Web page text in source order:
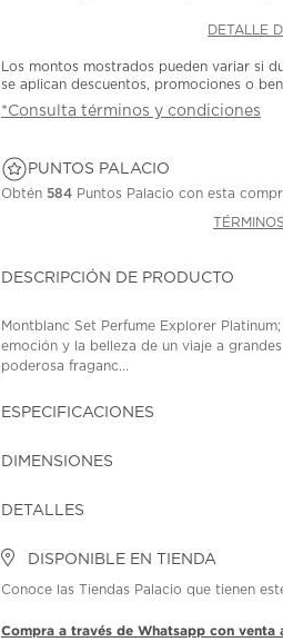
DETALLE
Los montos mostrados pueden variar si
se aplican descuentos, promociones o
*Consulta términos y condiciones
PUNTOS PALACIO
Obtén584 Puntos Palacio con esta
DESCRIPCIÓN DE PRODUCTO
Montblanc Set Perfume Explorer
emoción y la belleza de un viaje a
poderosa fraganc...
ESPECIFICACIONES
DIMENSIONES
DETALLES
DISPONIBLE EN TIENDA
Conoce las Tiendas Palacio que tienen
Compra a través de Whatsapp con venta